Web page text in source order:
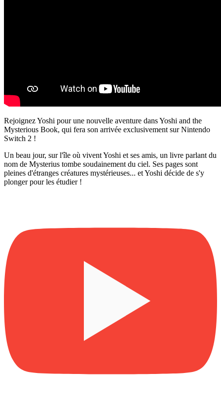
Rejoignez Yoshi pour une nouvelle aventure dans Yoshi and the
Mysterious Book, qui fera son arrivée exclusivement sur Nintendo
Switch 2 !
Un beau jour, sur l'île où vivent Yoshi et ses amis, un livre parlant du
nom de Mysterius tombe soudainement du ciel. Ses pages sont
pleines d'étranges créatures mystérieuses... et Yoshi décide de s'y
plonger pour les étudier !